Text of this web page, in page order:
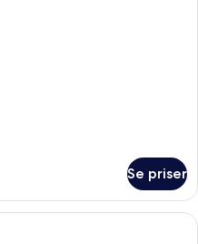
Se priser
Senger med overmadrass, safe på